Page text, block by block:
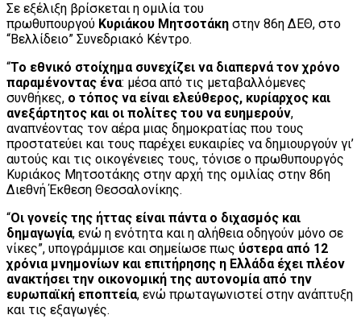
Σε εξέλιξη βρίσκεται η ομιλία του
πρωθυπουργού Κυριάκου Μητσοτάκη στην 86η ΔΕΘ, στο
“Βελλίδειο” Συνεδριακό Κέντρο.
“Το εθνικό στοίχημα συνεχίζει να διαπερνά τον χρόνο
παραμένοντας ένα: μέσα από τις μεταβαλλόμενες
συνθήκες, ο τόπος να είναι ελεύθερος, κυρίαρχος και
ανεξάρτητος και οι πολίτες του να ευημερούν,
αναπνέοντας τον αέρα μιας δημοκρατίας που τους
προστατεύει και τους παρέχει ευκαιρίες να δημιουργούν γι’
αυτούς και τις οικογένειες τους, τόνισε ο πρωθυπουργός
Κυριάκος Μητσοτάκης στην αρχή της ομιλίας στην 86η
Διεθνή Έκθεση Θεσσαλονίκης.
“Οι γονείς της ήττας είναι πάντα ο διχασμός και
δημαγωγία, ενώ η ενότητα και η αλήθεια οδηγούν μόνο σε
νίκες”, υπογράμμισε και σημείωσε πως ύστερα από 12
χρόνια μνημονίων και επιτήρησης η Ελλάδα έχει πλέον
ανακτήσει την οικονομική της αυτονομία από την
ευρωπαϊκή εποπτεία, ενώ πρωταγωνιστεί στην ανάπτυξη
και τις εξαγωγές.